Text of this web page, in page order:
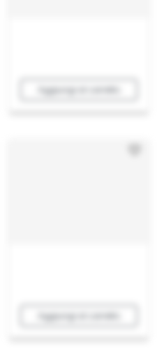
Aggiungi al carrello
Aggiungi al carrello